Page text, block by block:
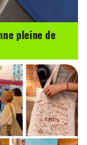
pleine de